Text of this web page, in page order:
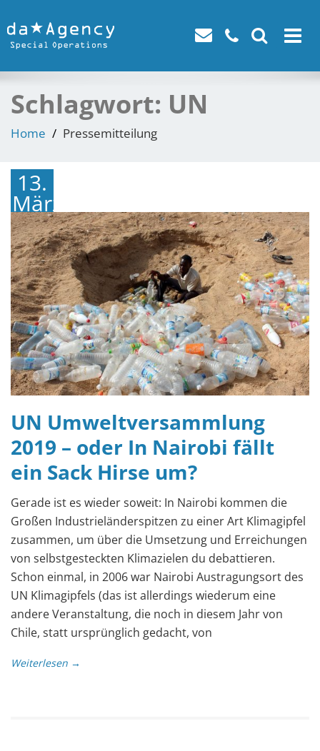
Toggle
Schlagwort: UN
Home Pressemitteilung
13.
März
2019
UN Umweltversammlung
2019 – oder In Nairobi fällt
ein Sack Hirse um?
Gerade ist es wieder soweit: In Nairobi kommen die
Großen Industrieländerspitzen zu einer Art Klimagipfel
zusammen, um über die Umsetzung und Erreichungen
von selbstgesteckten Klimazielen du debattieren.
Schon einmal, in 2006 war Nairobi Austragungsort des
UN Klimagipfels (das ist allerdings wiederum eine
andere Veranstaltung, die noch in diesem Jahr von
Chile, statt ursprünglich gedacht, von
Weiterlesen →